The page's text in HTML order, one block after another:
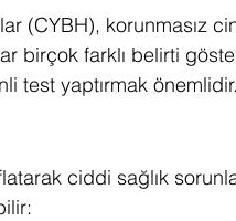
(CYBH), korunmasız
birçok farklı belirti
test yaptırmak
ciddi sağlık